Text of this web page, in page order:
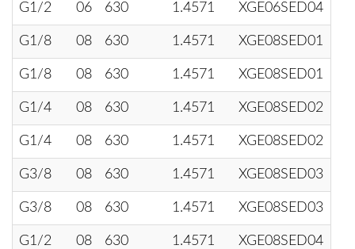
G1/2 06 630 1.4571 XGE06SED04
G1/8 08 630 1.4571 XGE08SED01
G1/8 08 630 1.4571 XGE08SED01
G1/4 08 630 1.4571 XGE08SED02
G1/4 08 630 1.4571 XGE08SED02
G3/8 08 630 1.4571 XGE08SED03
G3/8 08 630 1.4571 XGE08SED03
G1/2 08 630 1.4571 XGE08SED04